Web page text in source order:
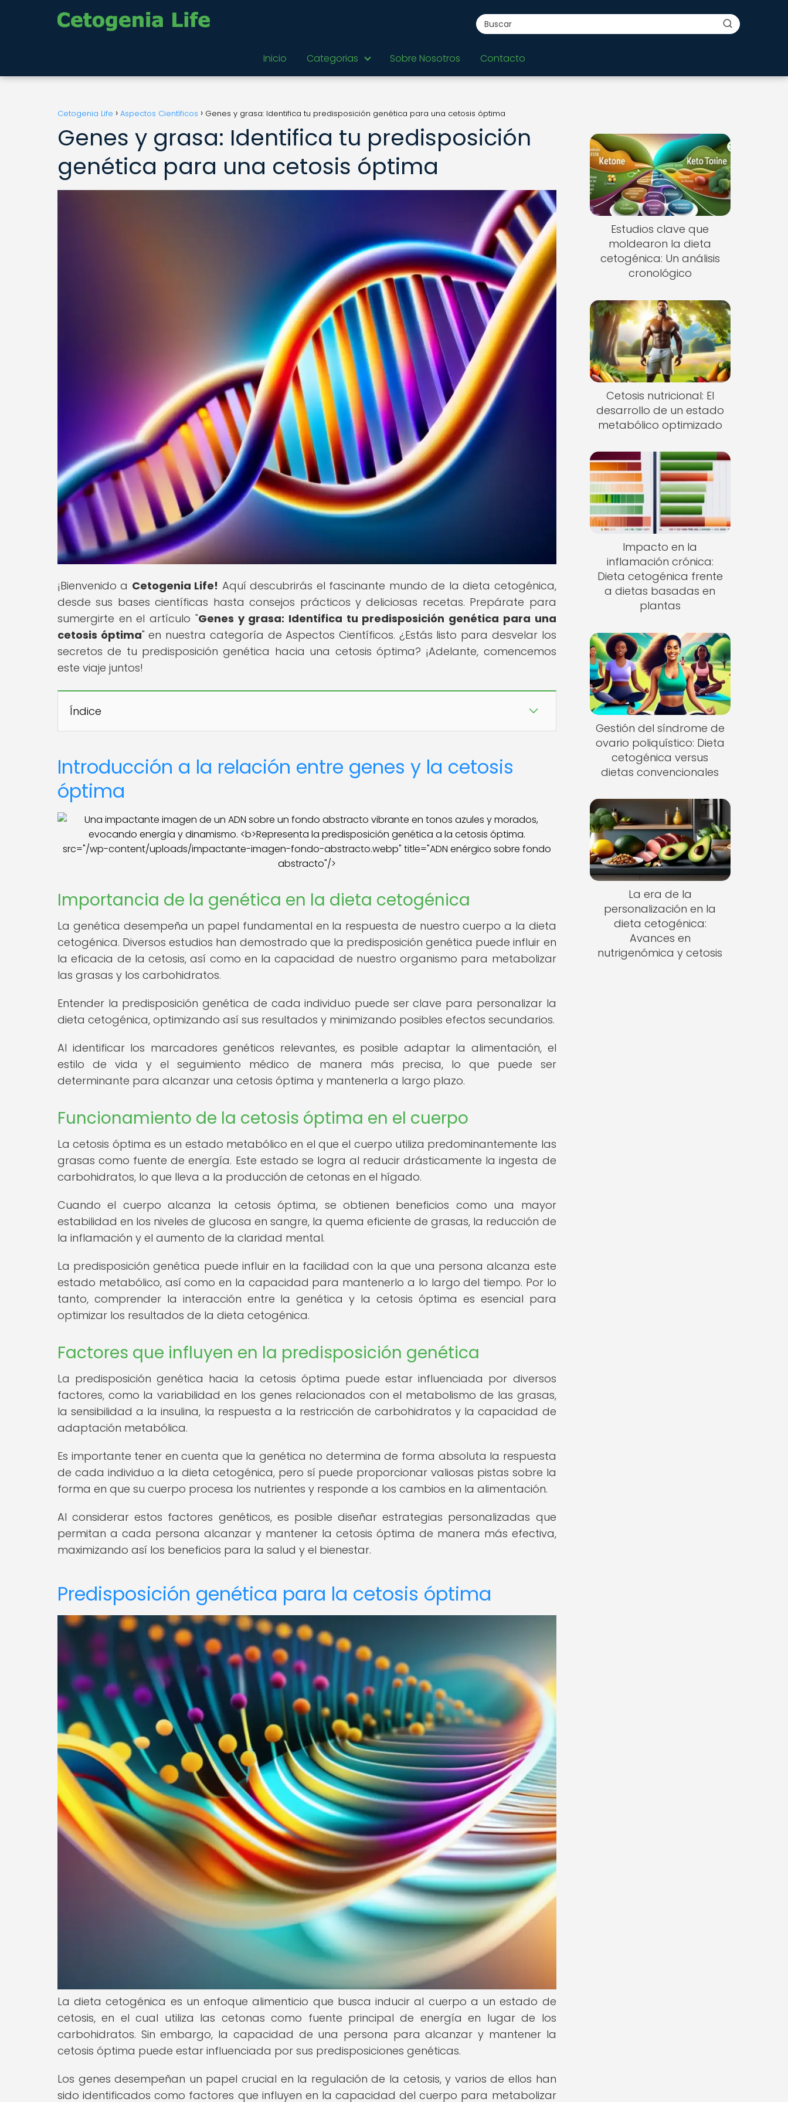
Inicio Categorias Sobre Nosotros Contacto
Cetogenia Life Aspectos Científicos Genes y grasa: Identifica tu predisposición genética para una cetosis óptima
Genes y grasa: Identifica tu predisposición
genética para una cetosis óptima
¡Bienvenido a Cetogenia Life! Aquí descubrirás el fascinante mundo de la dieta cetogénica,
desde sus bases científicas hasta consejos prácticos y deliciosas recetas. Prepárate para
sumergirte en el artículo "Genes y grasa: Identifica tu predisposición genética para una
cetosis óptima" en nuestra categoría de Aspectos Científicos. ¿Estás listo para desvelar los
secretos de tu predisposición genética hacia una cetosis óptima? ¡Adelante, comencemos
este viaje juntos!
Índice
Introducción a la relación entre genes y la cetosis
óptima
src="/wp-content/uploads/impactante-imagen-fondo-abstracto.webp" title="ADN enérgico sobre fondo
abstracto"/>
Importancia de la genética en la dieta cetogénica
La genética desempeña un papel fundamental en la respuesta de nuestro cuerpo a la dieta
cetogénica. Diversos estudios han demostrado que la predisposición genética puede influir en
la eficacia de la cetosis, así como en la capacidad de nuestro organismo para metabolizar
las grasas y los carbohidratos.
Entender la predisposición genética de cada individuo puede ser clave para personalizar la
dieta cetogénica, optimizando así sus resultados y minimizando posibles efectos secundarios.
Al identificar los marcadores genéticos relevantes, es posible adaptar la alimentación, el
estilo de vida y el seguimiento médico de manera más precisa, lo que puede ser
determinante para alcanzar una cetosis óptima y mantenerla a largo plazo.
Funcionamiento de la cetosis óptima en el cuerpo
La cetosis óptima es un estado metabólico en el que el cuerpo utiliza predominantemente las
grasas como fuente de energía. Este estado se logra al reducir drásticamente la ingesta de
carbohidratos, lo que lleva a la producción de cetonas en el hígado.
Cuando el cuerpo alcanza la cetosis óptima, se obtienen beneficios como una mayor
estabilidad en los niveles de glucosa en sangre, la quema eficiente de grasas, la reducción de
la inflamación y el aumento de la claridad mental.
La predisposición genética puede influir en la facilidad con la que una persona alcanza este
estado metabólico, así como en la capacidad para mantenerlo a lo largo del tiempo. Por lo
tanto, comprender la interacción entre la genética y la cetosis óptima es esencial para
optimizar los resultados de la dieta cetogénica.
Factores que influyen en la predisposición genética
La predisposición genética hacia la cetosis óptima puede estar influenciada por diversos
factores, como la variabilidad en los genes relacionados con el metabolismo de las grasas,
la sensibilidad a la insulina, la respuesta a la restricción de carbohidratos y la capacidad de
adaptación metabólica.
Es importante tener en cuenta que la genética no determina de forma absoluta la respuesta
de cada individuo a la dieta cetogénica, pero sí puede proporcionar valiosas pistas sobre la
forma en que su cuerpo procesa los nutrientes y responde a los cambios en la alimentación.
Al considerar estos factores genéticos, es posible diseñar estrategias personalizadas que
permitan a cada persona alcanzar y mantener la cetosis óptima de manera más efectiva,
maximizando así los beneficios para la salud y el bienestar.
Predisposición genética para la cetosis óptima
La dieta cetogénica es un enfoque alimenticio que busca inducir al cuerpo a un estado de
cetosis, en el cual utiliza las cetonas como fuente principal de energía en lugar de los
carbohidratos. Sin embargo, la capacidad de una persona para alcanzar y mantener la
cetosis óptima puede estar influenciada por sus predisposiciones genéticas.
Los genes desempeñan un papel crucial en la regulación de la cetosis, y varios de ellos han
sido identificados como factores que influyen en la capacidad del cuerpo para metabolizar
Estudios clave que
moldearon la dieta
cetogénica: Un análisis
cronológico
Cetosis nutricional: El
desarrollo de un estado
metabólico optimizado
Impacto en la
inflamación crónica:
Dieta cetogénica frente
a dietas basadas en
plantas
Gestión del síndrome de
ovario poliquístico: Dieta
cetogénica versus
dietas convencionales
La era de la
personalización en la
dieta cetogénica:
Avances en
nutrigenómica y cetosis